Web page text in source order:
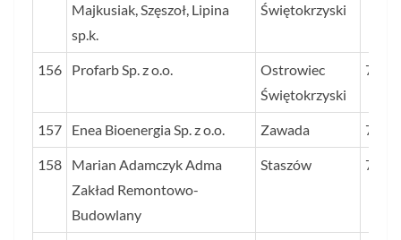
Majkusiak, Szęszoł, Lipina
sp.k.
Świętokrzyski
156 Profarb Sp. z o.o.
Ostrowiec
Świętokrzyski
72
157 Enea Bioenergia Sp. z o.o. Zawada 70
158
Marian Adamczyk Adma
Zakład Remontowo-
Budowlany
Staszów 70